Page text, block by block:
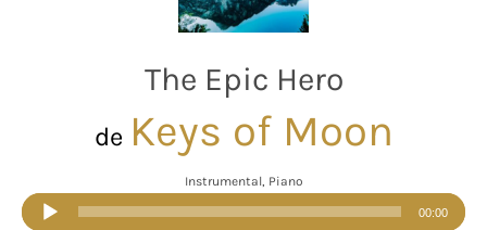
The Epic Hero
de Keys of Moon
Instrumental, Piano
Reproductor
00:00